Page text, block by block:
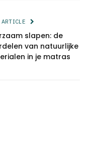
ARTICLE
slapen: de
van natuurlijke
in je matras